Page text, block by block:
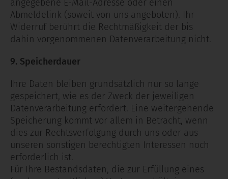
angegebene E-Mail-Adresse oder einen
Abmeldelink (soweit von uns angeboten). Ihr
Widerruf berührt die Rechtmäßigkeit der bis
dahin vorgenommenen Datenverarbeitung nicht.
9. Speicherdauer
Ihre Daten bleiben grundsätzlich nur so lange
gespeichert, wie es der Zweck der jeweiligen
Datenverarbeitung erfordert. Eine weitergehende
Speicherung kommt vor allem in Betracht, wenn
dies zur Rechtsverfolgung durch uns oder aus
unseren sonstigen berechtigten Interessen noch
erforderlich ist.
Für Ihre Bestandsdaten, die zur Erfüllung eines